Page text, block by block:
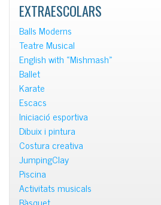
EXTRAESCOLARS
Balls Moderns
Teatre Musical
English with «Mishmash»
Ballet
Karate
Escacs
Iniciació esportiva
Dibuix i pintura
Costura creativa
JumpingClay
Piscina
Activitats musicals